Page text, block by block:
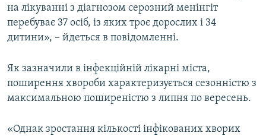
на лікуванні з діагнозом серозний менінгіт
перебуває 37 осіб, із яких троє дорослих і 34
дитини», – йдеться в повідомленні.
Як зазначили в інфекційній лікарні міста,
поширення хвороби характеризується сезонністю з
максимальною поширеністю з липня по вересень.
«Однак зростання кількості інфікованих хворих